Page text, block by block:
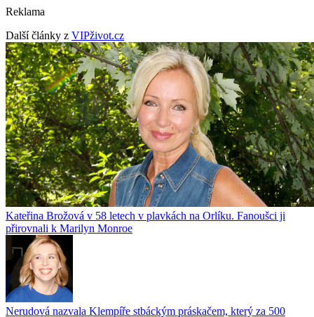
Reklama
Další články z VIPživot.cz
Kateřina Brožová v 58 letech v plavkách na Orlíku. Fanoušci ji
přirovnali k Marilyn Monroe
Nerudová nazvala Klempíře stbáckým práskačem, který za 500